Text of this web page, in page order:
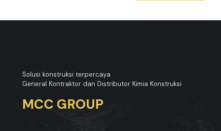
Solusi konstruksi terpercaya
General Kontraktor dan Distributor Kimia Konstruksi
MCC GROUP